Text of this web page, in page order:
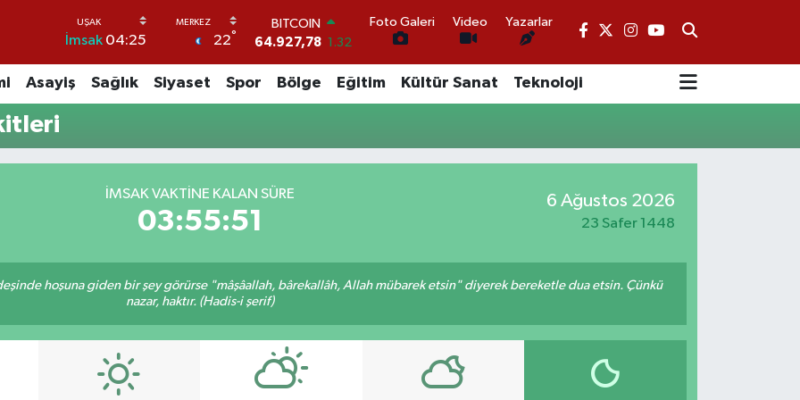
İmsak 04:25 22°
BITCOIN
64.927,78 1.32
47,5894 0.08
6508.83
Foto Galeri Video Yazarlar
Asayiş Sağlık Siyaset Spor Bölge Eğitim Kültür Sanat Teknoloji
İMSAK VAKTINE KALAN SÜRE
03:55:51
6 Ağustos 2026
23 Safer 1448
hoşuna giden bir şey görürse "mâşâallah, bârekallâh, Allah mübarek etsin" diyerek bereketle dua etsin. Çünkü
nazar, haktır. (Hadis-i şerif)